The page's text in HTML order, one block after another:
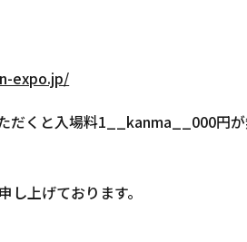
expo.jp/
だくと入場料1__kanma__000円が
上げております。